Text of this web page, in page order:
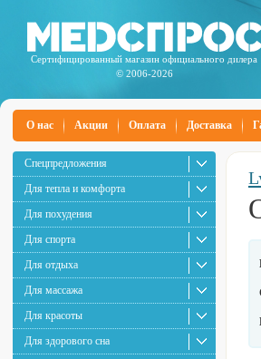
Сертифицированный магазин официального дилера
© 2006-2026
О нас Акции Оплата Доставка
Спецпредложения
Для тепла и комфорта
Для похудения
Для спорта
Для отдыха
Для массажа
Для красоты
Для здорового сна